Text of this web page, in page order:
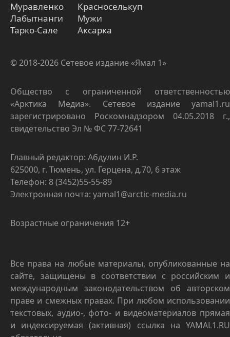
Муравленко
Лабытнанги
Тарко-Сале
Красноселькуп
Мужи
Аксарка
© 2018-2026 Сетевое издание «Ямал 1»
Общество с ограниченной ответственностью
«Арктика Медиа». Сетевое издание yamal1.ru
зарегистрировано Роскомнадзором 04.05.2018 г.,
свидетельство Эл № ФС 77-72641
Главный редактор: Абдулин И.Р.
625000, г. Тюмень, ул. Герцена, д.70, 6 этаж
Телефон: 8 (3452)55-55-89
Электронная почта: yamal1@arctic-media.ru
Возрастные ограничения 12+
Все права на любые материалы, опубликованные на
сайте, защищены в соответствии с российским и
международным законодательством об авторском
праве и смежных правах. При любом использовании
текстовых, аудио-, фото- и видеоматериалов прямая
и индексируемая (активная) ссылка на YAMAL1.RU